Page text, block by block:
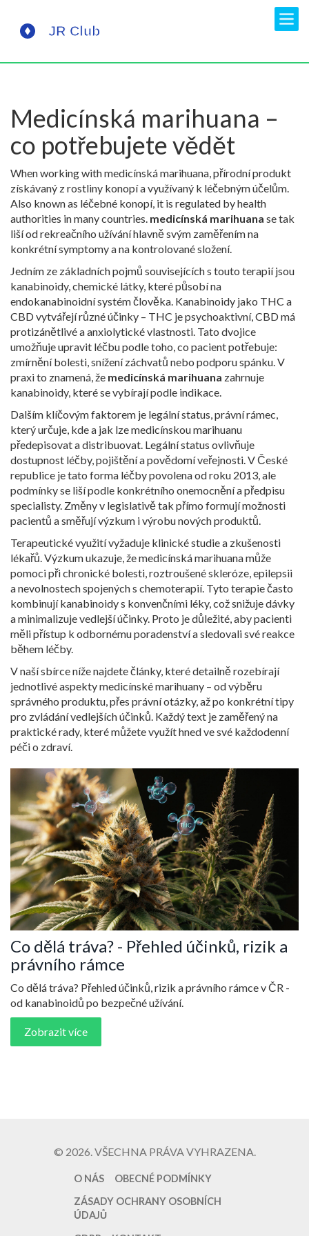
Medicínská marihuana –
co potřebujete vědět
When working withmedicínská marihuana,přírodní produkt
získávaný z rostliny konopí a využívaný k léčebným účelům.
Also known as léčebné konopí, it is regulated by health
authorities in many countries. medicínská marihuana se tak
liší od rekreačního užívání hlavně svým zaměřením na
konkrétní symptomy a na kontrolované složení.
Jedním ze základních pojmů souvisejících s touto terapií jsou
kanabinoidy,chemické látky, které působí na
endokanabinoidní systém člověka. Kanabinoidy jako THC a
CBD vytvářejí různé účinky – THC je psychoaktivní, CBD má
protizánětlivé a anxiolytické vlastnosti. Tato dvojice
umožňuje upravit léčbu podle toho, co pacient potřebuje:
zmírnění bolesti, snížení záchvatů nebo podporu spánku. V
praxi to znamená, že medicínská marihuana zahrnuje
kanabinoidy, které se vybírají podle indikace.
Dalším klíčovým faktorem je legální status,právní rámec,
který určuje, kde a jak lze medicínskou marihuanu
předepisovat a distribuovat. Legální status ovlivňuje
dostupnost léčby, pojištění a povědomí veřejnosti. V České
republice je tato forma léčby povolena od roku 2013, ale
podmínky se liší podle konkrétního onemocnění a předpisu
specialisty. Změny v legislativě tak přímo formují možnosti
pacientů a směřují výzkum i výrobu nových produktů.
Terapeutické využití vyžaduje klinické studie a zkušenosti
lékařů. Výzkum ukazuje, že medicínská marihuana může
pomoci při chronické bolesti, roztroušené skleróze, epilepsii
a nevolnostech spojených s chemoterapií. Tyto terapie často
kombinují kanabinoidy s konvenčními léky, což snižuje dávky
a minimalizuje vedlejší účinky. Proto je důležité, aby pacienti
měli přístup k odbornému poradenství a sledovali své reakce
během léčby.
V naší sbírce níže najdete články, které detailně rozebírají
jednotlivé aspekty medicínské marihuany – od výběru
správného produktu, přes právní otázky, až po konkrétní tipy
pro zvládání vedlejších účinků. Každý text je zaměřený na
praktické rady, které můžete využít hned ve své každodenní
péči o zdraví.
Co dělá tráva? - Přehled účinků, rizik a
právního rámce
Co dělá tráva? Přehled účinků, rizik a právního rámce v ČR -
od kanabinoidů po bezpečné užívání.
Zobrazit více
© 2026. VŠECHNA PRÁVA VYHRAZENA.
O NÁS
OBECNÉ PODMÍNKY
ZÁSADY OCHRANY OSOBNÍCH
ÚDAJŮ